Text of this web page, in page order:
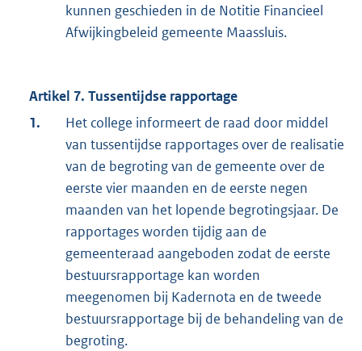
kunnen geschieden in de Notitie Financieel
Afwijkingbeleid gemeente Maassluis.
Artikel 7. Tussentijdse rapportage
1.
Het college informeert de raad door middel
van tussentijdse rapportages over de realisatie
van de begroting van de gemeente over de
eerste vier maanden en de eerste negen
maanden van het lopende begrotingsjaar. De
rapportages worden tijdig aan de
gemeenteraad aangeboden zodat de eerste
bestuursrapportage kan worden
meegenomen bij Kadernota en de tweede
bestuursrapportage bij de behandeling van de
begroting.